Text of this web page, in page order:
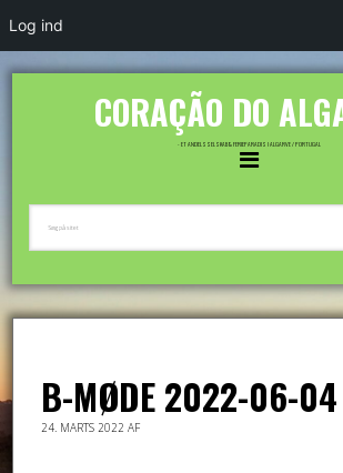
Log ind
CORAÇÃO DO
- ET ANDELSSELSKAB & FERIEPARADIS I ALGARVE / PORTUGAL
B-MØDE 2022-06-04
24. MARTS 2022 AF